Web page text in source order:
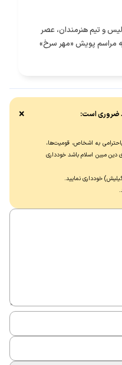
و تیم هنرمندان، عصر
مراسم پویش «مهر سرخ»
ضروری است:
به اشخاص، قومیت‌ها،
دین مبین اسلام باشد خودداری
خودداری نماييد.
×